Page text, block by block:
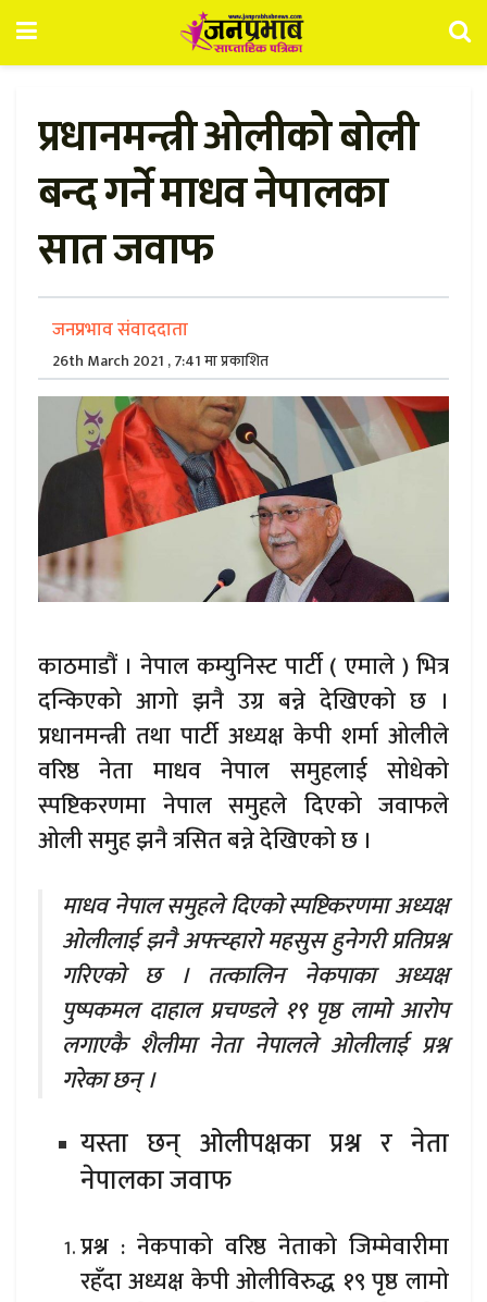
प्रधानमन्त्री ओलीको बोली
बन्द गर्ने माधव नेपालका
सात जवाफ
जनप्रभाव संवाददाता
26th March 2021 , 7:41 मा प्रकाशित
काठमाडौं । नेपाल कम्युनिस्ट पार्टी ( एमाले ) भित्र
दन्किएको आगो झनै उग्र बन्ने देखिएको छ ।
प्रधानमन्त्री तथा पार्टी अध्यक्ष केपी शर्मा ओलीले
वरिष्ठ नेता माधव नेपाल समुहलाई सोधेको
स्पष्टिकरणमा नेपाल समुहले दिएको जवाफले
ओली समुह झनै त्रसित बन्ने देखिएको छ ।
माधव नेपाल समुहले दिएको स्पष्टिकरणमा अध्यक्ष
ओलीलाई झनै अफ्त्य्हारो महसुस हुनेगरी प्रतिप्रश्न
गरिएको छ । तत्कालिन नेकपाका अध्यक्ष
पुष्पकमल दाहाल प्रचण्डले १९ पृष्ठ लामो आरोप
लगाएकै शैलीमा नेता नेपालले ओलीलाई प्रश्न
गरेका छन् ।
यस्ता छन् ओलीपक्षका प्रश्न र नेता
नेपालका जवाफ
प्रश्न : नेकपाको वरिष्ठ नेताको जिम्मेवारीमा
रहँदा अध्यक्ष केपी ओलीविरुद्ध १९ पृष्ठ लामो